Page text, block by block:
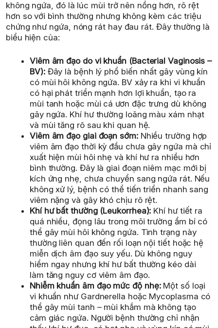
không ngứa, đó là lúc mùi trở nên nồng hơn, rõ rệt
hơn so với bình thường nhưng không kèm các triệu
chứng như ngứa, nóng rát hay đau rát. Đây thường là
biểu hiện của:
Viêm âm đạo do vi khuẩn (Bacterial Vaginosis –
BV):Đây là bệnh lý phổ biến nhất gây vùng kín
có mùi hôi không ngứa. BV xảy ra khi vi khuẩn
có hại phát triển mạnh hơn lợi khuẩn, tạo ra
mùi tanh hoặc mùi cá ươn đặc trưng dù không
gây ngứa. Khí hư thường loãng màu xám nhạt
và mùi tăng rõ sau khi quan hệ.
Viêm âm đạo giai đoạn sớm:Nhiều trường hợp
viêm âm đạo thời kỳ đầu chưa gây ngứa mà chỉ
xuất hiện mùi hôi nhẹ và khí hư ra nhiều hơn
bình thường. Đây là giai đoạn niêm mạc mới bị
kích ứng nhẹ, chưa chuyển sang ngứa rát. Nếu
không xử lý, bệnh có thể tiến triển nhanh sang
viêm nặng và gây khó chịu rõ rệt.
Khí hư bất thường (Leukorrhea): Khí hư tiết ra
quá nhiều, đọng lâu trong môi trường ẩm bí có
thể gây mùi hôi không ngứa. Tình trạng này
thường liên quan đến rối loạn nội tiết hoặc hệ
miễn dịch âm đạo suy yếu. Dù không nguy
hiểm ngay nhưng khí hư bất thường kéo dài
làm tăng nguy cơ viêm âm đạo.
Nhiễm khuẩn âm đạo mức độ nhẹ:Một số loại
vi khuẩn như Gardnerella hoặc Mycoplasma có
thể gây mùi tanh – mùi khắm mà không tạo
cảm giác ngứa. Người bệnh thường chỉ nhận